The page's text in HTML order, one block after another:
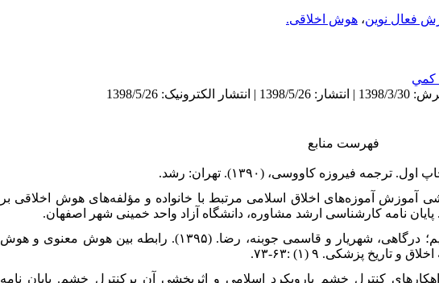
فعال نوین، هوش اخلاقی.
فهرست منابع
(۱۳۹۳). بررسی اثربخشی آموزش آموزه‌های اخلاق اسلامی مرتبط با خانواده و مؤلفه‌های هوش اخلاقی بر
نامه کارشناسی ارشد مشاوره، دانشگاه آزاد واحد خمینی شهر اصفهان.
۳. حافظ، ستوده؛ شاکری نیا، ایرج؛ خیراتی، مریم؛ درگاهی، شهریار و قاسمی جوبنه، رضا. (۱۳۹۵). رابطه بین هوش معنوی و هوش
پزشکی. ۹ (۱) :۶۳-۷۳.
آموزشی راهکارهای کنترل خشم بارویکرد اسلامی و اثربخشی آن برکنترل خشم. پایان نامه